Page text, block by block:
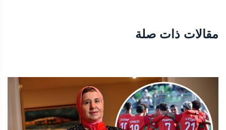
مقالات ذات صلة